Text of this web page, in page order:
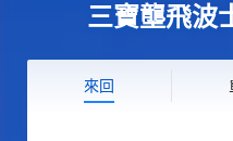
三寶壟飛波
來回